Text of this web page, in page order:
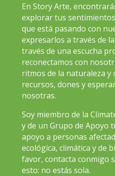
En Story Arte,
explorar tus
que está pasando con
expresarlos a través de
través de una escucha
reconectamos con
ritmos de la naturaleza y
recursos, dones y
nosotras.
Soy miembro de la
y de un Grupo de Apoyo
apoyo a personas
ecológica, climática y de
favor, contacta conmigo
esto: no estás sola.